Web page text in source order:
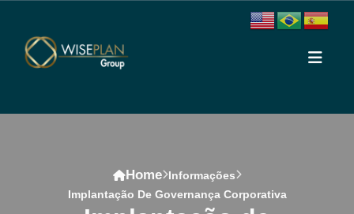
Home Informações
Implantação De Governança Corporativa